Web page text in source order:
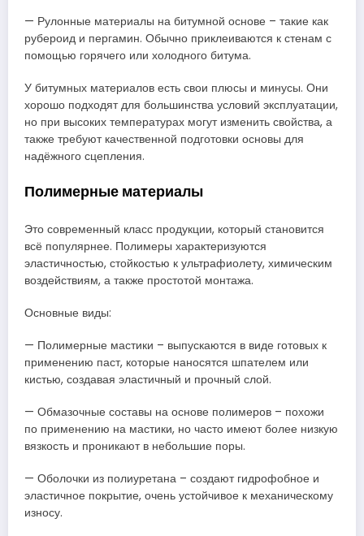
— Рулонные материалы на битумной основе – такие как
рубероид и пергамин. Обычно приклеиваются к стенам с
помощью горячего или холодного битума.
У битумных материалов есть свои плюсы и минусы. Они
хорошо подходят для большинства условий эксплуатации,
но при высоких температурах могут изменить свойства, а
также требуют качественной подготовки основы для
надёжного сцепления.
Полимерные материалы
Это современный класс продукции, который становится
всё популярнее. Полимеры характеризуются
эластичностью, стойкостью к ультрафиолету, химическим
воздействиям, а также простотой монтажа.
Основные виды:
— Полимерные мастики – выпускаются в виде готовых к
применению паст, которые наносятся шпателем или
кистью, создавая эластичный и прочный слой.
— Обмазочные составы на основе полимеров – похожи
по применению на мастики, но часто имеют более низкую
вязкость и проникают в небольшие поры.
— Оболочки из полиуретана – создают гидрофобное и
эластичное покрытие, очень устойчивое к механическому
износу.